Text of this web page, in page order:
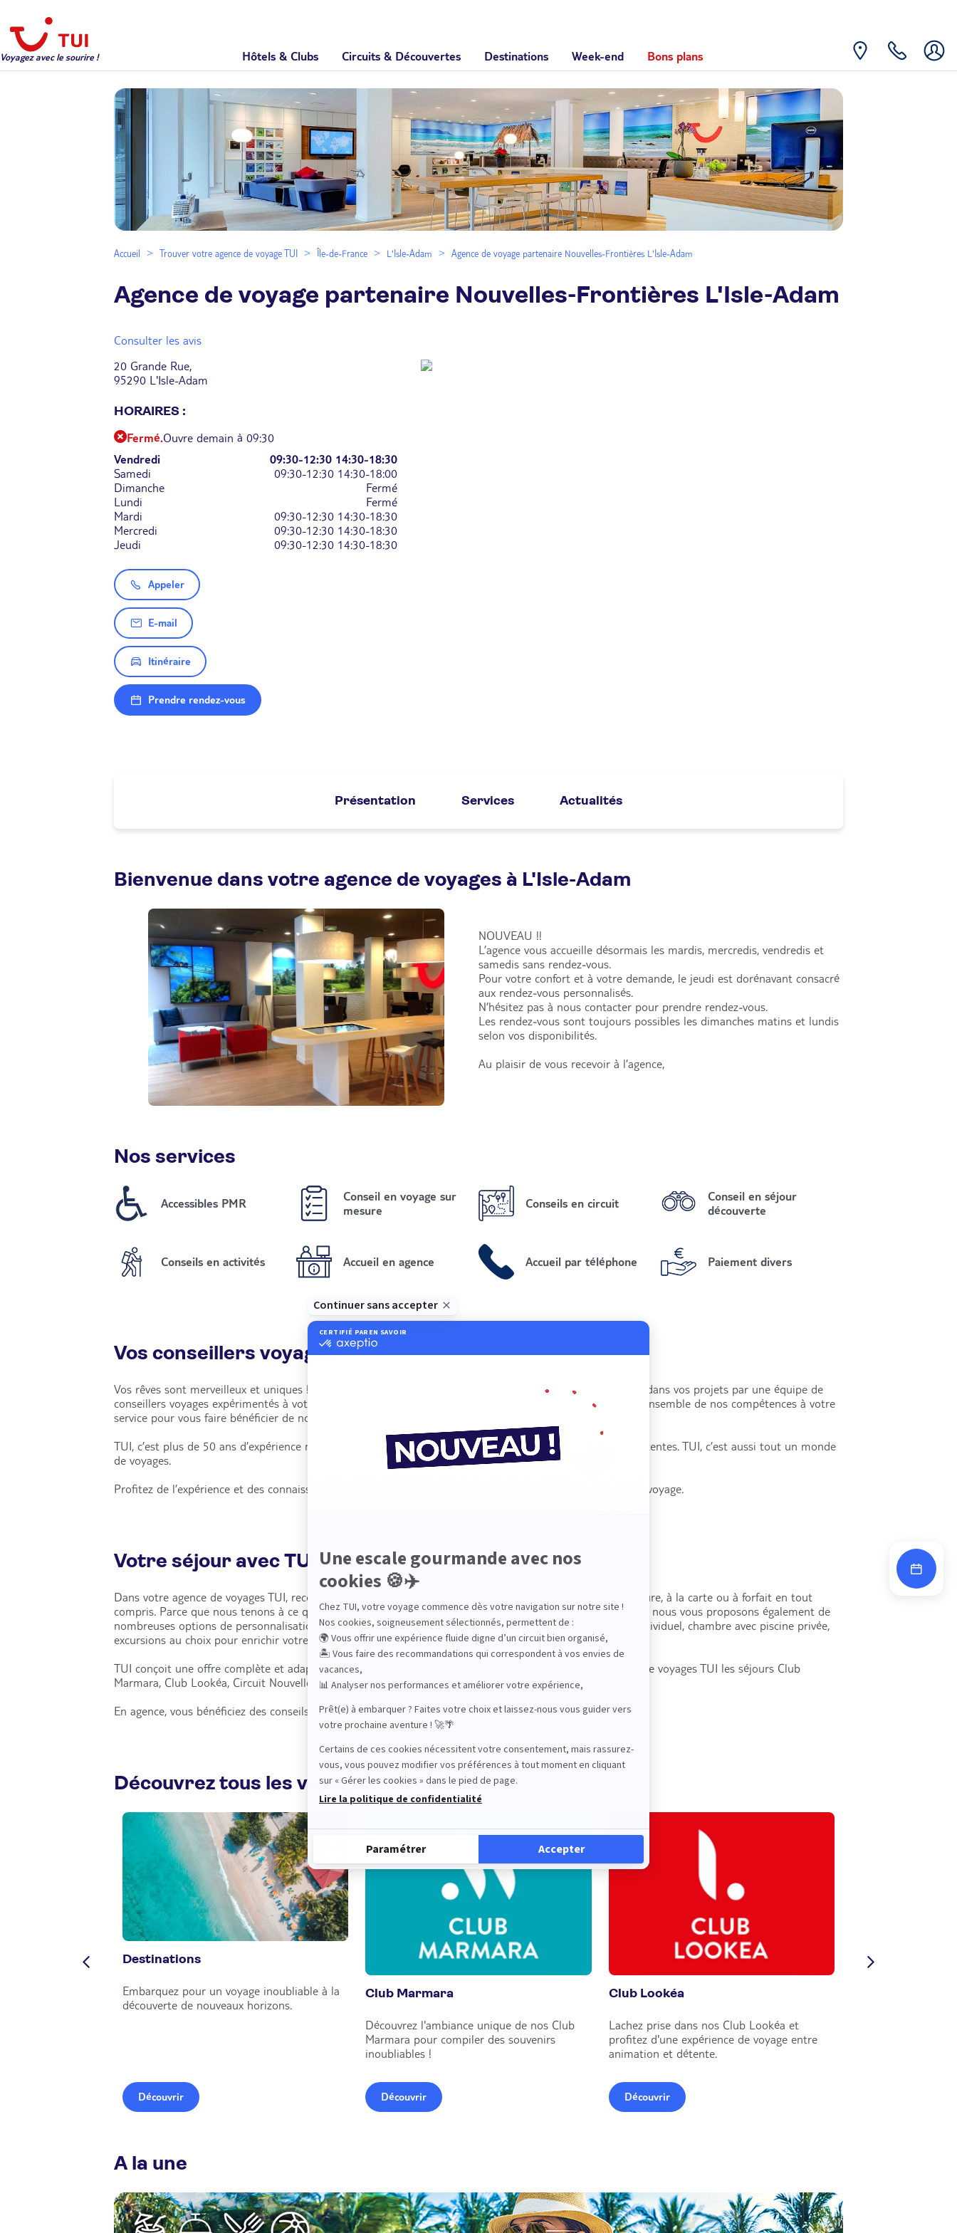
Voyagez avec le sourire ! Hôtels & Clubs Circuits & Découvertes Destinations Week-end Bons plans
Accueil Trouver votre agence de voyage TUI Île-de-France L'Isle-Adam Agence de voyage partenaire Nouvelles-Frontières L'Isle-Adam
Agence de voyage partenaire Nouvelles-Frontières L'Isle-Adam
Consulter les avis
20 Grande Rue,
95290 L'Isle-Adam
HORAIRES :
Fermé.Ouvre demain à 09:30
Vendredi
09:30-12:30 14:30-18:30
Samedi
09:30-12:30 14:30-18:00
Dimanche
Fermé
Lundi
Fermé
Mardi
09:30-12:30 14:30-18:30
Mercredi
09:30-12:30 14:30-18:30
Jeudi
09:30-12:30 14:30-18:30
Appeler
E-mail
Itinéraire
Prendre rendez-vous
Présentation Services Actualités
Bienvenue dans votre agence de voyages à L'Isle-Adam
NOUVEAU !!
L’agence vous accueille désormais les mardis, mercredis, vendredis et
samedis sans rendez-vous.
Pour votre confort et à votre demande, le jeudi est dorénavant consacré
aux rendez-vous personnalisés.
N’hésitez pas à nous contacter pour prendre rendez-vous.
Les rendez-vous sont toujours possibles les dimanches matins et lundis
selon vos disponibilités.
Au plaisir de vous recevoir à l’agence,
Nos services
Accessibles PMR
Conseil en voyage sur
mesure
Conseils en circuit
Conseil en séjour
découverte
Conseils en activités Accueil en agence Accueil par téléphone Paiement divers
Vos conseillers voyages
Vos rêves sont merveilleux et uniques ! Dans votre agence de voyage, vous êtes accueillis et accompagnés dans vos projets par une équipe de
conseillers voyages expérimentés à votre écoute. En tant que professionnels du tourisme, nous mettons l’ensemble de nos compétences à votre
service pour vous faire bénéficier de notre expertise.
TUI, c’est plus de 50 ans d’expérience mis à votre service pour un voyage répondant parfaitement à vos attentes. TUI, c’est aussi tout un monde
de voyages.
Profitez de l’expérience et des connaissances de vos conseillers voyages pour organiser sereinement votre voyage.
Votre séjour avec TUI France
Dans votre agence de voyages TUI, recevez un accueil privilégié pour l’organisation de vos séjours sur mesure, à la carte ou à forfait en tout
compris. Parce que nous tenons à ce que vos vacances soient uniques et ne ressemblent à aucunes autres, nous vous proposons également de
nombreuses options de personnalisation : catégorie d’hôtel, départ de province, retour différé, transfert individuel, chambre avec piscine privée,
excursions au choix pour enrichir votre séjour…
TUI conçoit une offre complète et adaptée à toutes vos envies de vacances. Retrouvez dans votre agence de voyages TUI les séjours Club
Marmara, Club Lookéa, Circuit Nouvelles-Frontières.
En agence, vous bénéficiez des conseils d’experts pour la création de votre voyage de rêve !
Découvrez tous les voyages TUI France
Destinations
Embarquez pour un voyage inoubliable à la
découverte de nouveaux horizons.
Découvrir
Club Marmara
Découvrez l'ambiance unique de nos Club
Marmara pour compiler des souvenirs
inoubliables !
Découvrir
Club Lookéa
Lachez prise dans nos Club Lookéa et
profitez d'une expérience de voyage entre
animation et détente.
Découvrir
A la une